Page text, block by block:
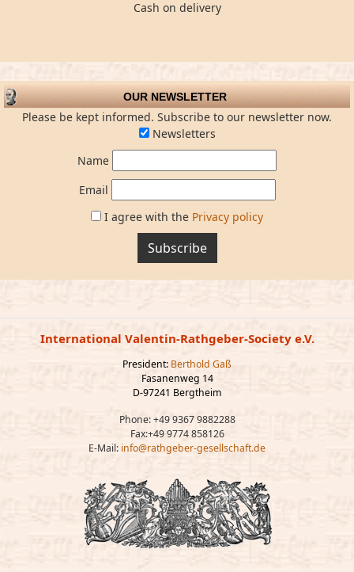
Cash on delivery
OUR NEWSLETTER
Please be kept informed. Subscribe to our newsletter now.
Newsletters
Name
Email
I agree with the Privacy policy
Subscribe
International Valentin-Rathgeber-Society e.V.
President: Berthold Gaß
Fasanenweg 14
D-97241 Bergtheim
Phone: +49 9367 9882288
Fax:+49 9774 858126
E-Mail: info@rathgeber-gesellschaft.de